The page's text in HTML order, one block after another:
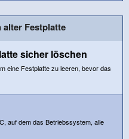
alter Festplatte
sicher löschen
eine Festplatte zu leeren, bevor das
auf dem das Betriebssystem, alle